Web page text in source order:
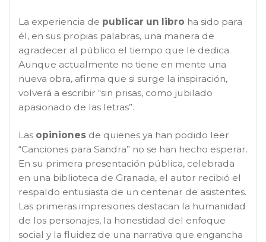
La experiencia de publicar un libro ha sido para
él, en sus propias palabras, una manera de
agradecer al público el tiempo que le dedica.
Aunque actualmente no tiene en mente una
nueva obra, afirma que si surge la inspiración,
volverá a escribir “sin prisas, como jubilado
apasionado de las letras”.
Las opiniones de quienes ya han podido leer
“Canciones para Sandra” no se han hecho esperar.
En su primera presentación pública, celebrada
en una biblioteca de Granada, el autor recibió el
respaldo entusiasta de un centenar de asistentes.
Las primeras impresiones destacan la humanidad
de los personajes, la honestidad del enfoque
social y la fluidez de una narrativa que engancha